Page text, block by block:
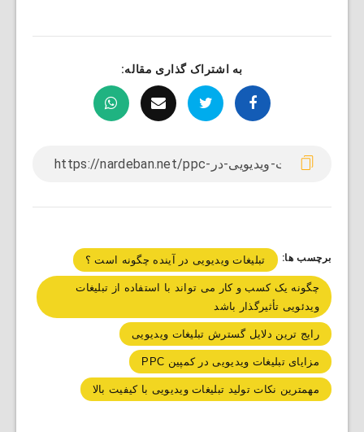
به اشتراک گذاری مقاله:
برچسب ها: تبلیغات ویدیویی در آینده چگونه است ؟
چگونه یک کسب و کار می تواند با استفاده از تبلیغات
ویدئویی تأثیرگذار باشد
رایج ترین دلایل گسترش تبلیغات ویدیویی
مزایای تبلیغات ویدیویی در کمپین PPC
مهمترین نکات تولید تبلیغات ویدیویی با کیفیت بالا